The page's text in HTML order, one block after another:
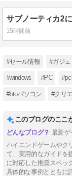
15時間前
#セール情報 #ガジェ
#windows #PC
#btoパソコン #クリ
このブログのここ
最新ゲ
ハイエンドゲームやク
て、実用的なガイドを
に対応した推奨スペッ
具体的な事例とともに